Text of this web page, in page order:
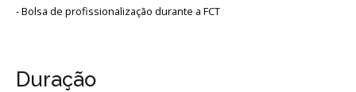
- Bolsa de profissionalização durante a FCT
Duração